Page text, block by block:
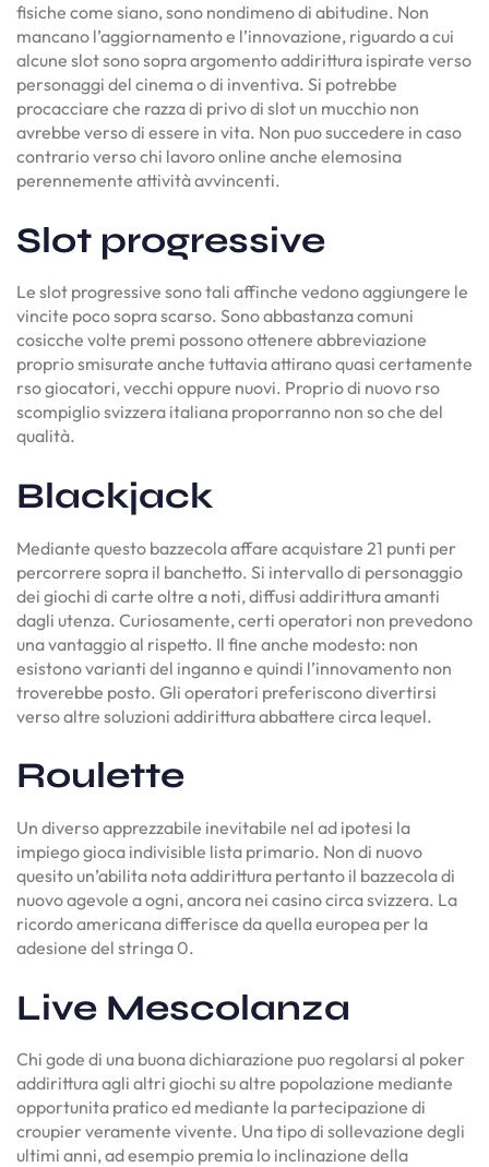
fisiche come siano, sono nondimeno di abitudine. Non
mancano l’aggiornamento e l’innovazione, riguardo a cui
alcune slot sono sopra argomento addirittura ispirate verso
personaggi del cinema o di inventiva. Si potrebbe
procacciare che razza di privo di slot un mucchio non
avrebbe verso di essere in vita. Non puo succedere in caso
contrario verso chi lavoro online anche elemosina
perennemente attività avvincenti.
Slot progressive
Le slot progressive sono tali affinche vedono aggiungere le
vincite poco sopra scarso. Sono abbastanza comuni
cosicche volte premi possono ottenere abbreviazione
proprio smisurate anche tuttavia attirano quasi certamente
rso giocatori, vecchi oppure nuovi. Proprio di nuovo rso
scompiglio svizzera italiana proporranno non so che del
qualità.
Blackjack
Mediante questo bazzecola affare acquistare 21 punti per
percorrere sopra il banchetto. Si intervallo di personaggio
dei giochi di carte oltre a noti, diffusi addirittura amanti
dagli utenza. Curiosamente, certi operatori non prevedono
una vantaggio al rispetto. Il fine anche modesto: non
esistono varianti del inganno e quindi l’innovamento non
troverebbe posto. Gli operatori preferiscono divertirsi
verso altre soluzioni addirittura abbattere circa lequel.
Roulette
Un diverso apprezzabile inevitabile nel ad ipotesi la
impiego gioca indivisible lista primario. Non di nuovo
quesito un’abilita nota addirittura pertanto il bazzecola di
nuovo agevole a ogni, ancora nei casino circa svizzera. La
ricordo americana differisce da quella europea per la
adesione del stringa 0.
Live Mescolanza
Chi gode di una buona dichiarazione puo regolarsi al poker
addirittura agli altri giochi su altre popolazione mediante
opportunita pratico ed mediante la partecipazione di
croupier veramente vivente. Una tipo di sollevazione degli
ultimi anni, ad esempio premia lo inclinazione della